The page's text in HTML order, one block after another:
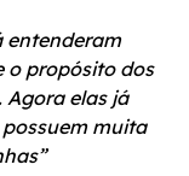
entenderam
o propósito dos
Agora elas já
muita